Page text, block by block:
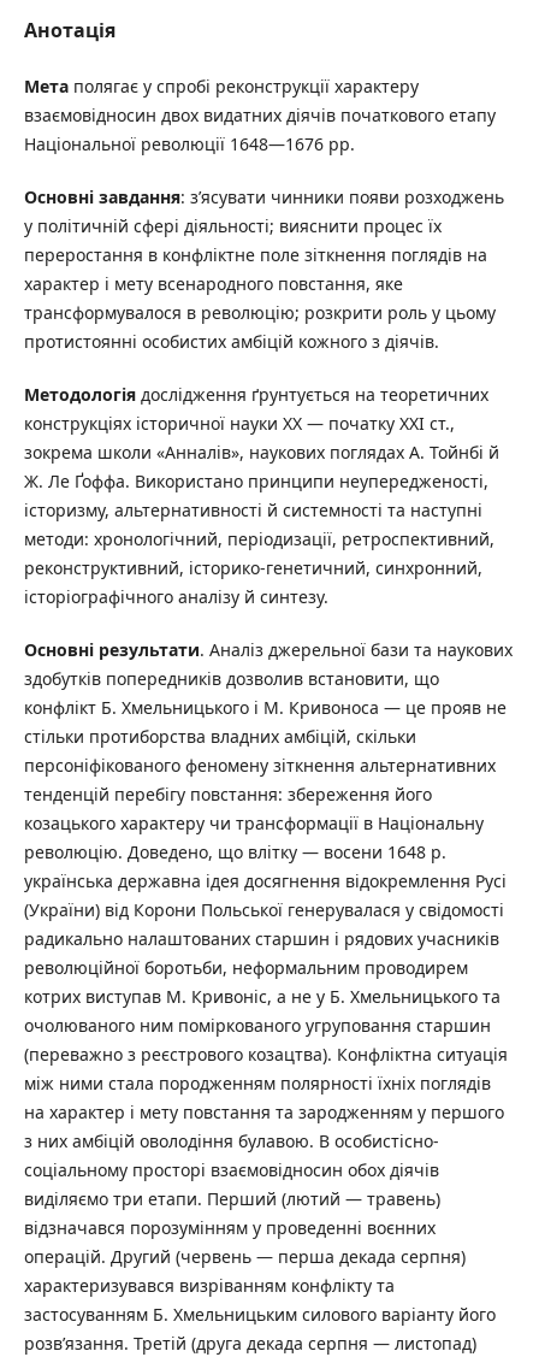
Анотація
Метаполягає у спробі реконструкції характеру
взаємовідносин двох видатних діячів початкового етапу
Національної революції 1648—1676 рр.
Основні завдання: з’ясувати чинники появи розходжень
у політичній сфері діяльності; вияснити процес їх
переростання в конфліктне поле зіткнення поглядів на
характер і мету всенародного повстання, яке
трансформувалося в революцію; розкрити роль у цьому
протистоянні особистих амбіцій кожного з діячів.
Методологіядослідження ґрунтується на теоретичних
конструкціях історичної науки ХХ — початку ХХІ ст.,
зокрема школи «Анналів», наукових поглядах А. Тойнбі й
Ж. Ле Ґоффа. Використано принципи неупередженості,
історизму, альтернативності й системності та наступні
методи: хронологічний, періодизації, ретроспективний,
реконструктивний, історико-генетичний, синхронний,
історіографічного аналізу й синтезу.
Основні результати. Аналіз джерельної бази та наукових
здобутків попередників дозволив встановити, що
конфлікт Б. Хмельницького і М. Кривоноса — це прояв не
стільки протиборства владних амбіцій, скільки
персоніфікованого феномену зіткнення альтернативних
тенденцій перебігу повстання: збереження його
козацького характеру чи трансформації в Національну
революцію. Доведено, що влітку — восени 1648 р.
українська державна ідея досягнення відокремлення Русі
(України) від Корони Польської генерувалася у свідомості
радикально налаштованих старшин і рядових учасників
революційної боротьби, неформальним проводирем
котрих виступав М. Кривоніс, а не у Б. Хмельницького та
очолюваного ним поміркованого угруповання старшин
(переважно з реєстрового козацтва). Конфліктна ситуація
між ними стала породженням полярності їхніх поглядів
на характер і мету повстання та зародженням у першого
з них амбіцій оволодіння булавою. В особистісно-
соціальному просторі взаємовідносин обох діячів
виділяємо три етапи. Перший (лютий — травень)
відзначався порозумінням у проведенні воєнних
операцій. Другий (червень — перша декада серпня)
характеризувався визріванням конфлікту та
застосуванням Б. Хмельницьким силового варіанту його
розв’язання. Третій (друга декада серпня — листопад)